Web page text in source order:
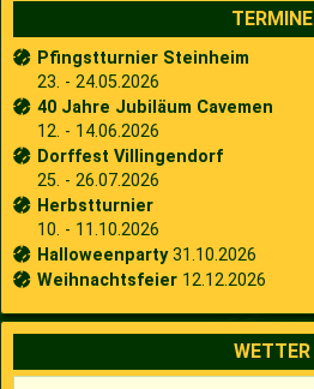
TERMINE
Pfingstturnier Steinheim
23. - 24.05.2026
40 Jahre Jubiläum Cavemen
12. - 14.06.2026
Dorffest Villingendorf
25. - 26.07.2026
Herbstturnier
10. - 11.10.2026
Halloweenparty31.10.2026
Weihnachtsfeier 12.12.2026
WETTER